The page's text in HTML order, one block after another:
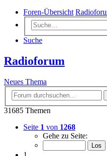
Foren-Übersicht
Suche
Radioforum
Neues Thema
31685 Themen
Seite 1 von 1268
Gehe zu Seite: